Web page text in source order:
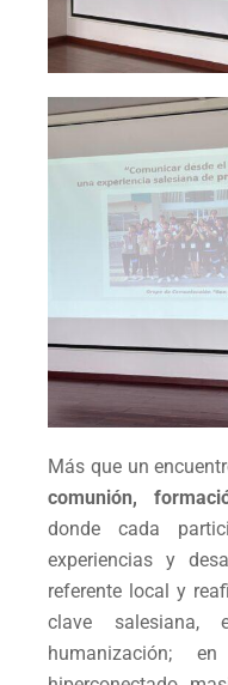
Más que un
comunión,
donde cada
experiencias y
referente local y
clave
humanización;